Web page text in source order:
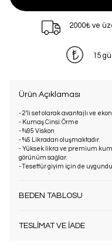
2000₺ ve
15
Ürün Açıklaması
- 2’li set olarak avantajlı ve
- Kumaş Cinsi: Örme
- %95 Viskon
- %5 Likradan oluşmaktadır.
- Yüksek likra ve premium
görünüm sağlar.
- Tesettür giyim için de
BEDEN TABLOSU
TESLİMAT VE İADE